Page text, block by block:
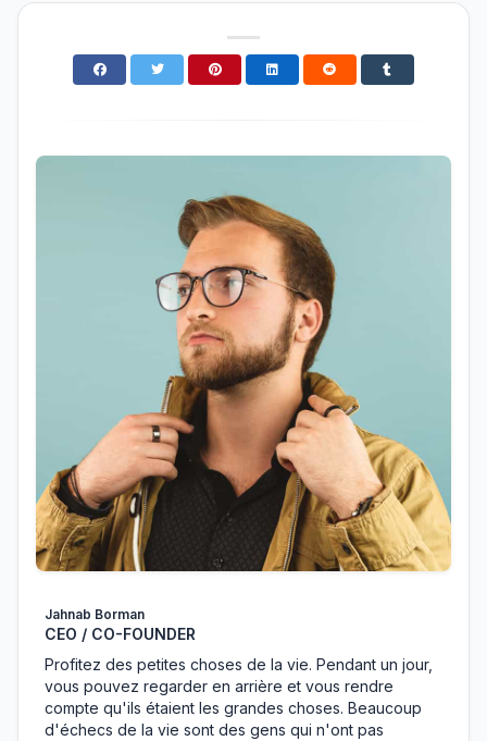
Jahnab Borman
CEO / CO-FOUNDER
Profitez des petites choses de la vie. Pendant un jour,
vous pouvez regarder en arrière et vous rendre
compte qu'ils étaient les grandes choses. Beaucoup
d'échecs de la vie sont des gens qui n'ont pas